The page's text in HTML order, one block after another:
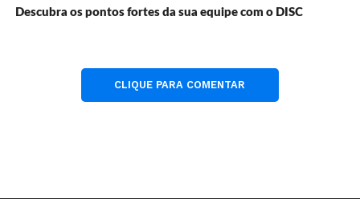
Estabeleça hábitos que tragam alegria e bem-estar. Pode
Descubra os pontos fortes da sua equipe com o DISC
CLIQUE PARA COMENTAR